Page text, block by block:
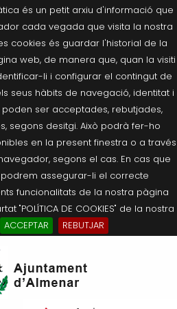
és un petit arxiu d'informació que
cada vegada que visita la nostra
cookies és guardar l'historial de la
web, de manera que, quan la visiti
li i configurar el contingut de
seus hàbits de navegació, identitat i
ser acceptades, rebutjades,
segons desitgi. Això podrà fer-ho
en la present finestra o a través
segons el cas. En cas que
assegurar-li el correcte
funcionalitats de la nostra pàgina
"POLÍTICA DE COOKIES" de la nostra
ACCEPTAR
REBUTJAR